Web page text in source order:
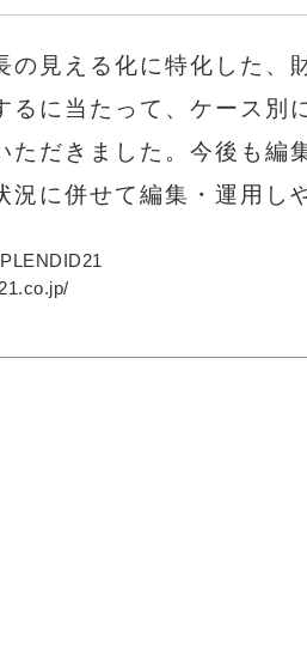
の見える化に特化した、
るに当たって、ケース別
ただきました。今後も編
況に併せて編集・運用し